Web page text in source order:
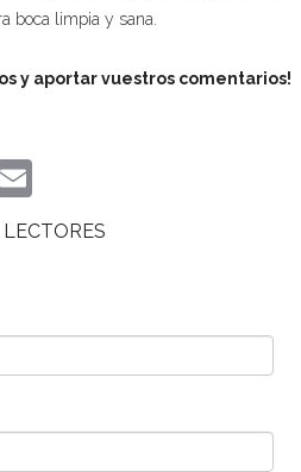
boca limpia y sana.
y aportar vuestros comentarios!